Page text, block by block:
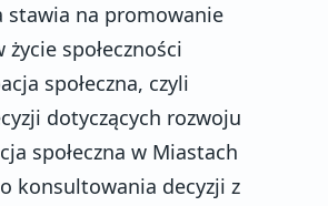
stawia na promowanie
społeczności
społeczna, czyli
dotyczących rozwoju
społeczna w Miastach
konsultowania decyzji z